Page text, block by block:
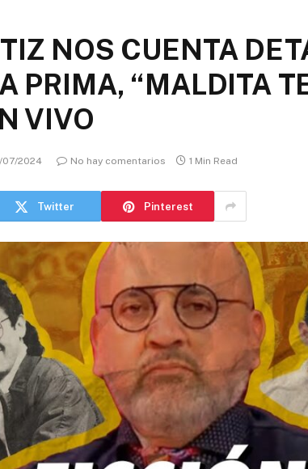
NOS CUENTA
PRIMA, “MALDITA
VIVO
07/2024 No hay comentarios 1 Min Read
Twitter Pinterest